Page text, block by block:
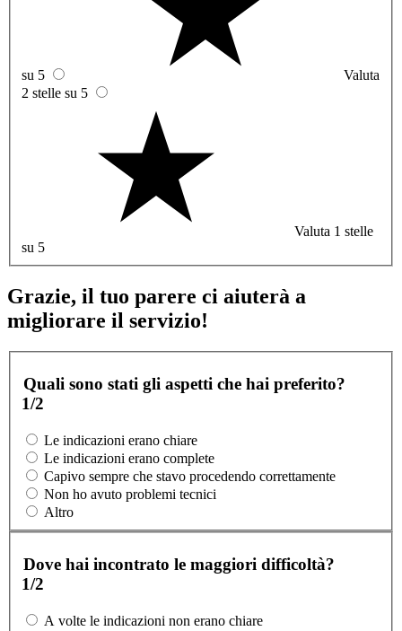
su 5
Valuta
2 stelle su 5
Valuta 1 stelle
su 5
Grazie, il tuo parere ci aiuterà a
migliorare il servizio!
Quali sono stati gli aspetti che hai preferito?
1/2
Le indicazioni erano chiare
Le indicazioni erano complete
Capivo sempre che stavo procedendo correttamente
Non ho avuto problemi tecnici
Altro
Dove hai incontrato le maggiori difficoltà?
1/2
A volte le indicazioni non erano chiare